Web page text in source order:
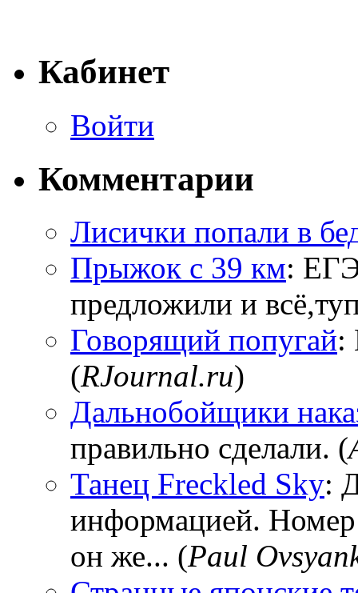
Кабинет
Войти
Комментарии
Лисички попали в
Прыжок с 39 км:
предложили и
Говорящий попугай:
(RJournal.ru)
Дальнобойщики
правильно сделали. (
Танец Freckled Sky:
информацией.
он же... (Paul